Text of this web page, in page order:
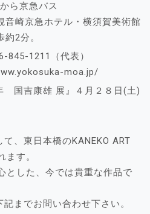
ら京急バス
音崎京急ホテル・横須賀美術館
2分。
845-1211（代表）
moa.jp/
国吉康雄 展』４月２８日(土)
、東日本橋のKANEKO ART
ます。
とした、今では貴重な作品で
までお問い合わせ下さい。